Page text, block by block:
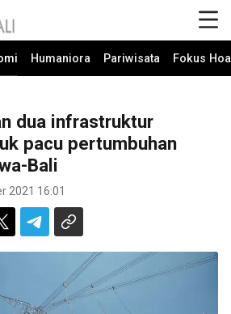
Humaniora Pariwisata Fokus
dua infrastruktur
pacu pertumbuhan
Bali
2021 16:01